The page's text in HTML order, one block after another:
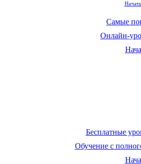
Самые
Онлайн-
Бесплатные
Обучение с